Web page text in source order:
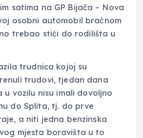
satima na GP Bijača – Nova
osobni automobil bračnom
trebao stići do rodilišta u
trudnica kojoj su
trudovi, tjedan dana
u vozilu nisu imali dovoljno
do Splita, tj. do prve
a niti jedna benzinska
mjesta boravišta u to